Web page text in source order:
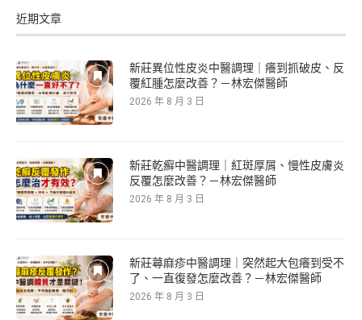
近期文章
新莊異位性皮炎中醫調理｜癢到抓破皮、反
覆紅腫怎麼改善？－林宏傑醫師
2026 年 8 月 3 日
新莊乾癬中醫調理｜紅斑厚屑、慢性皮膚炎
反覆怎麼改善？－林宏傑醫師
2026 年 8 月 3 日
新莊蕁麻疹中醫調理｜突然起大包癢到受不
了、一直復發怎麼改善？－林宏傑醫師
2026 年 8 月 3 日